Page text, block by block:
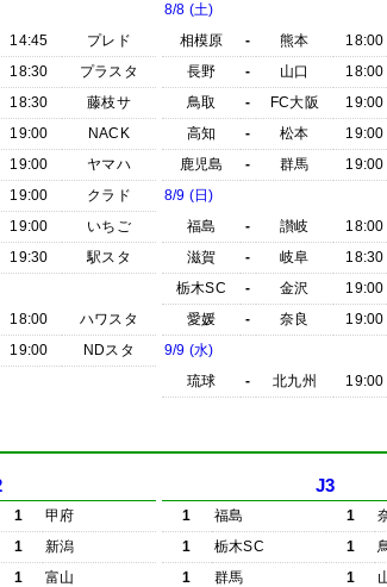
14:45
プレド
18:30
プラスタ
18:30
藤枝サ
19:00
NACK
19:00
ヤマハ
19:00
クラド
19:00
いちご
19:30
駅スタ
18:00
ハワスタ
19:00 NDスタ
8/8 (土)
相模原
- 熊本 18:00
長野
- 山口 18:00
鳥取
- FC大阪 19:00
高知
- 松本 19:00
鹿児島
- 群馬 19:00
8/9 (日)
福島
- 讃岐 18:00
滋賀
- 岐阜 18:30
栃木SC
- 金沢 19:00
愛媛
- 奈良 19:00
9/9 (水)
琉球
- 北九州 19:00
1
甲府
1
新潟
1
富山
J3
1 福島 1
1
栃木SC 1
1
群馬 1